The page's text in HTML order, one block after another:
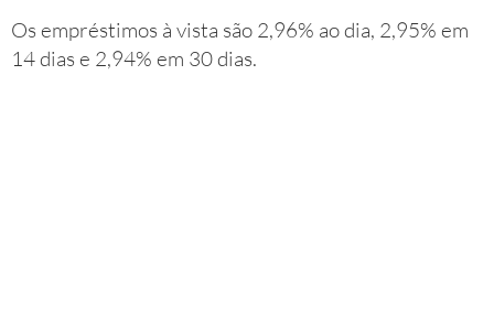
Os empréstimos à vista são 2,96% ao dia, 2,95% em
14 dias e 2,94% em 30 dias.